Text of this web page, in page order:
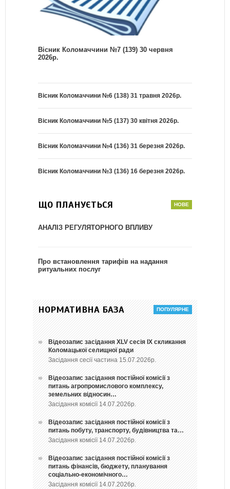
Вісник Коломаччини №7 (139) 30 червня
2026р.
Вісник Коломаччини №6 (138) 31 травня 2026р.
Вісник Коломаччини №5 (137) 30 квітня 2026р.
Вісник Коломаччини №4 (136) 31 березня 2026р.
Вісник Коломаччини №3 (136) 16 березня 2026р.
ЩО ПЛАНУЄТЬСЯ
АНАЛІЗ РЕГУЛЯТОРНОГО ВПЛИВУ
Про встановлення тарифів на надання
ритуальних послуг
НОРМАТИВНА БАЗА
Відеозапис засідання ХLV сесія ІХ скликання
Коломацької селищної ради
Засідання сесії частина 15.07.2026р.
Відеозапис засідання постійної комісії з
питань агропромислового комплексу,
земельних відносин…
Засідання комісії 14.07.2026р.
Відеозапис засідання постійної комісії з
питань побуту, транспорту, будівництва та…
Засідання комісії 14.07.2026р.
Відеозапис засідання постійної комісії з
питань фінансів, бюджету, планування
соціально-економічного…
Засідання комісії 14.07.2026р.